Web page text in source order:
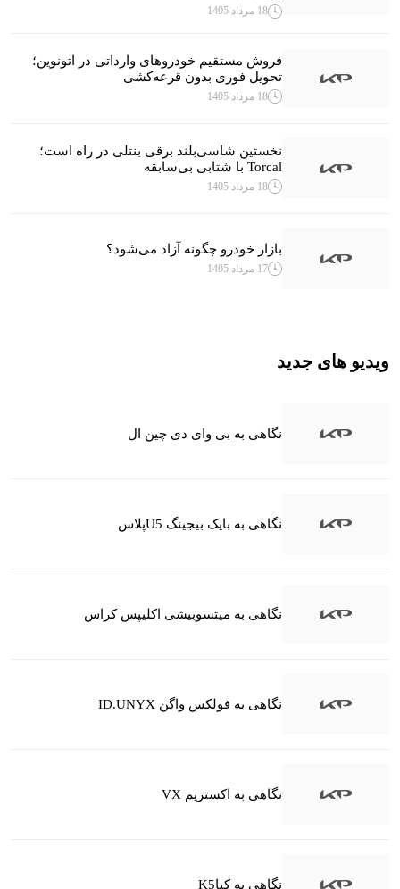
18 مرداد 1405
فروش مستقیم خودروهای وارداتی در اتونوین؛
تحویل فوری بدون قرعه‌کشی
18 مرداد 1405
نخستین شاسی‌بلند برقی بنتلی در راه است؛
Torcal با شتابی بی‌سابقه
18 مرداد 1405
بازار خودرو چگونه آزاد می‌شود؟
17 مرداد 1405
ویدیو های جدید
نگاهی به بی وای دی چین ال
نگاهی به بایک بیجینگ U5پلاس
نگاهی به میتسوبیشی اکلیپس کراس
نگاهی به فولکس واگن ID.UNYX
نگاهی به اکستریم VX
نگاهی به کیاK5